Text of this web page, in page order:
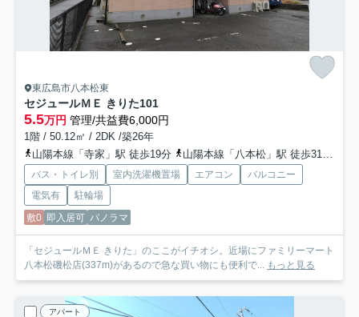
東広島市八本松東
セジュールＭＥ きりた101
5.5万円 管理/共益費6,000円
1階 / 50.12㎡ / 2DK /築26年
山陽本線「寺家」駅 徒歩19分
山陽本線「八本松」駅 徒歩31分
バス・トイレ別 室内洗濯機置場 エアコン
バルコニー
電気有
駐輪場
敷0 即入居可 パノラマ
「セジュールＭＥ きりた」のここがイチオシ。近場にファミリーマート
八本松磯松店(337m)があるので急な買い物にも便利で...
もっと見る
アパート